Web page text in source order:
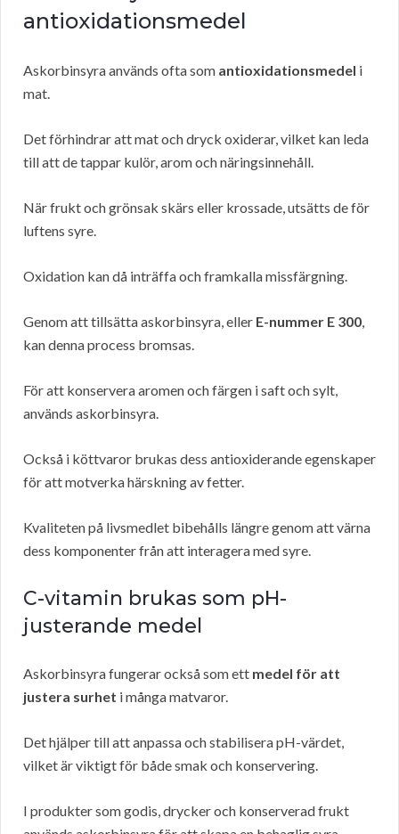
antioxidationsmedel
Askorbinsyra används ofta som antioxidationsmedel i
mat.
Det förhindrar att mat och dryck oxiderar, vilket kan leda
till att de tappar kulör, arom och näringsinnehåll.
När frukt och grönsak skärs eller krossade, utsätts de för
luftens syre.
Oxidation kan då inträffa och framkalla missfärgning.
Genom att tillsätta askorbinsyra, eller E-nummer E 300,
kan denna process bromsas.
För att konservera aromen och färgen i saft och sylt,
används askorbinsyra.
Också i köttvaror brukas dess antioxiderande egenskaper
för att motverka härskning av fetter.
Kvaliteten på livsmedlet bibehålls längre genom att värna
dess komponenter från att interagera med syre.
C-vitamin brukas som pH-
justerande medel
Askorbinsyra fungerar också som ett medel för att
justera surhet i många matvaror.
Det hjälper till att anpassa och stabilisera pH-värdet,
vilket är viktigt för både smak och konservering.
I produkter som godis, drycker och konserverad frukt